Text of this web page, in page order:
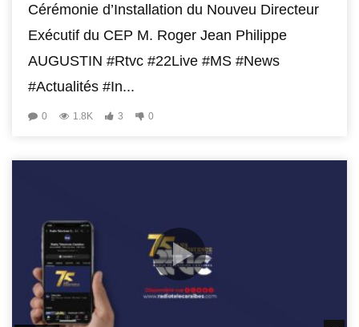
Cérémonie d’Installation du Nouveu Directeur
Exécutif du CEP M. Roger Jean Philippe
AUGUSTIN #Rtvc #22Live #MS #News
#Actualités #In...
0 1.8K 3 0